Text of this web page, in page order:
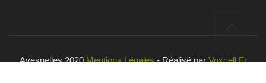
Avesnelles 2020Mentions Légales- Réalisé parVoxcell.fr